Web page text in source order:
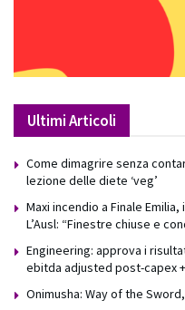
Ultimi Articoli
Come dimagrire senza
lezione delle diete ‘veg’
Maxi incendio a Finale
L’Ausl: “Finestre chiuse e
Engineering: approva i
ebitda adjusted post-capex
Onimusha: Way of the